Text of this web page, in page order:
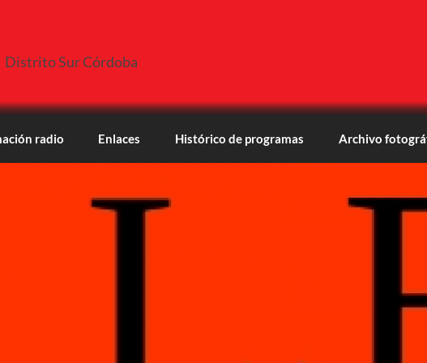
Distrito Sur Córdoba
radio Enlaces Histórico de programas Archivo